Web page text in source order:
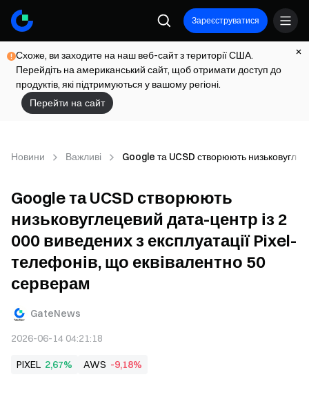
Зареєструватися
Схоже, ви заходите на наш веб-сайт з території США.
Перейдіть на американський сайт, щоб отримати доступ до
продуктів, які підтримуються у вашому регіоні.
Перейти на сайт
Новини Важливі Google та UCSD створюють
Google та UCSD створюють
низьковуглецевий дата-центр із 2
000 виведених з експлуатації Pixel-
телефонів, що еквівалентно 50
серверам
GateNews
2026-06-14 04:21:18
PIXEL 2,67% AWS -9,18%